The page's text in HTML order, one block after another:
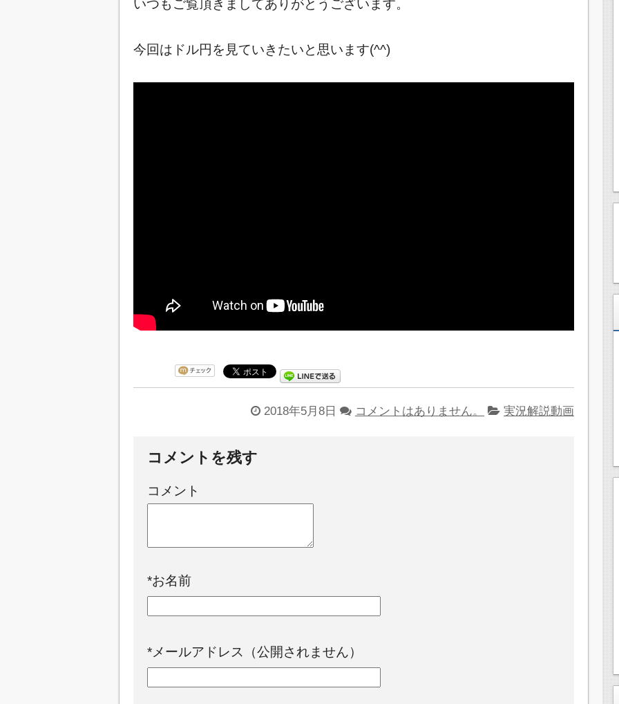
いつもご覧頂きましてありがとうございます。
今回はドル円を見ていきたいと思います(^^)
2018年5月8日 コメントはありません。 実況解説動画
コメントを残す
コメント
*お名前
*メールアドレス（公開されません）